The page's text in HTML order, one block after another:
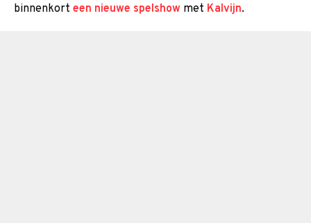
binnenkort een nieuwe spelshow met Kalvijn.